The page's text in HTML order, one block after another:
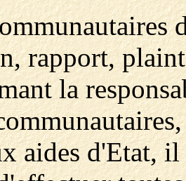
rapport,
la
aides d'Etat,